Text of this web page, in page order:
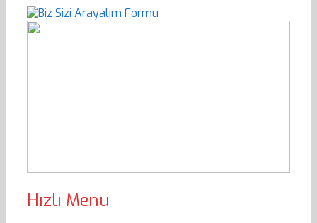
Hızlı Menu